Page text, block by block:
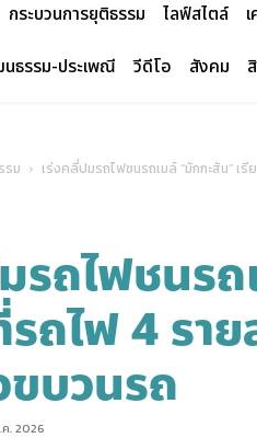
กระบวนการยุติธรรม ไลฟ์สไตล์
ธรรม-ประเพณี วีดีโอ สังคม
รม เร่งคลี่ปมรถไฟชนรถเมล์ “มักกะสัน” เ
รถไฟชนร
รถไฟ 4 รา
ขบวนรถ
. 2026